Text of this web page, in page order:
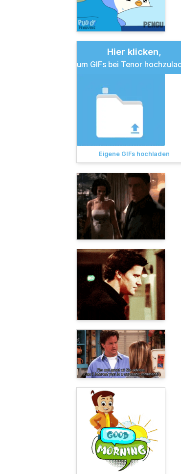
Hier klicken,
um GIFs bei Tenor
Eigene GIFs hochladen